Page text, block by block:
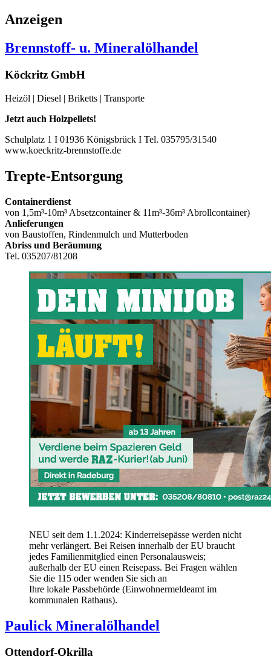
Anzeigen
Brennstoff- u. Mineralölhandel
Köckritz GmbH
Heizöl | Diesel | Briketts | Transporte
Jetzt auch Holzpellets!
Schulplatz 1 I 01936 Königsbrück I Tel. 035795/31540
www.koeckritz-brennstoffe.de
Trepte-Entsorgung
Containerdienst
von 1,5m³-10m³ Absetzcontainer & 11m³-36m³ Abrollcontainer)
Anlieferungen
von Baustoffen, Rindenmulch und Mutterboden
Abriss und Beräumung
Tel. 035207/81208
NEU seit dem 1.1.2024: Kinderreisepässe werden nicht
mehr verlängert. Bei Reisen innerhalb der EU braucht
jedes Familienmitglied einen Personalausweis;
außerhalb der EU einen Reisepass. Bei Fragen wählen
Sie die 115 oder wenden Sie sich an
Ihre lokale Passbehörde (Einwohnermeldeamt im
kommunalen Rathaus).
Paulick Mineralölhandel
Ottendorf-Okrilla